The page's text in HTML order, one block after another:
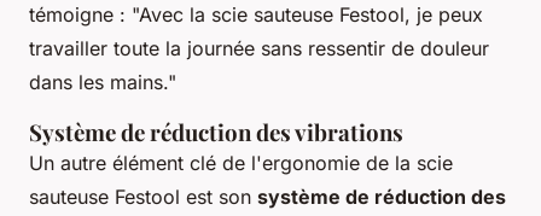
témoigne : "Avec la scie sauteuse Festool, je peux
travailler toute la journée sans ressentir de douleur
dans les mains."
Système de réduction des vibrations
Un autre élément clé de l'ergonomie de la scie
sauteuse Festool est son système de réduction des